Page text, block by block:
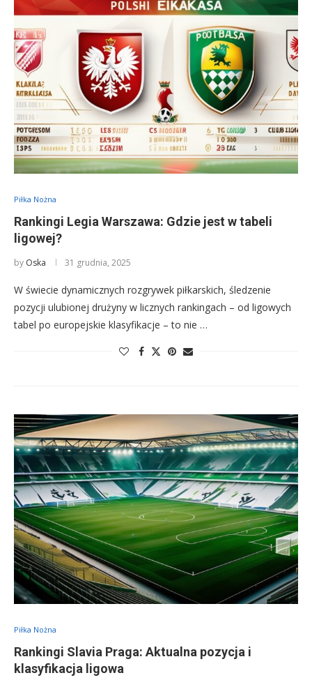
Piłka Nożna
Rankingi Legia Warszawa: Gdzie jest w tabeli
ligowej?
by Oska 31 grudnia, 2025
W świecie dynamicznych rozgrywek piłkarskich, śledzenie
pozycji ulubionej drużyny w licznych rankingach – od ligowych
tabel po europejskie klasyfikacje – to nie …
Piłka Nożna
Rankingi Slavia Praga: Aktualna pozycja i
klasyfikacja ligowa